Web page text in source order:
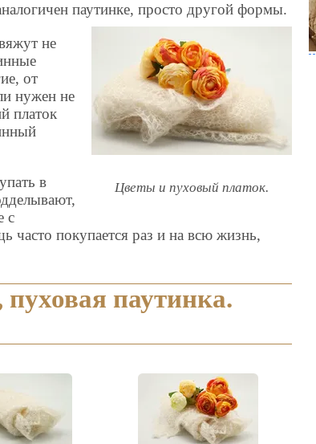
паутинке, просто другой формы.
Цветы и пуховый платок.
не
от
нужен не
платок
в
с
часто покупается раз и на всю жизнь,
паутинка.